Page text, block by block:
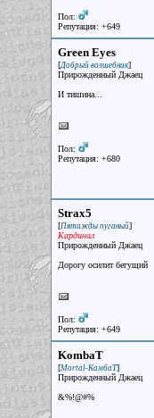
Пол:
Репутация: +649
Green Eyes
[Добрый волшебник]
Прирожденный Джаец
И тишина...
Пол:
Репутация: +680
Strax5
[Пятижды пуганый]
Кардинал
Прирожденный Джаец
Дорогу осилит бегущий
Пол:
Репутация: +649
KombaT
[Mortal-КамбаТ]
Прирожденный Джаец
&%!@#%